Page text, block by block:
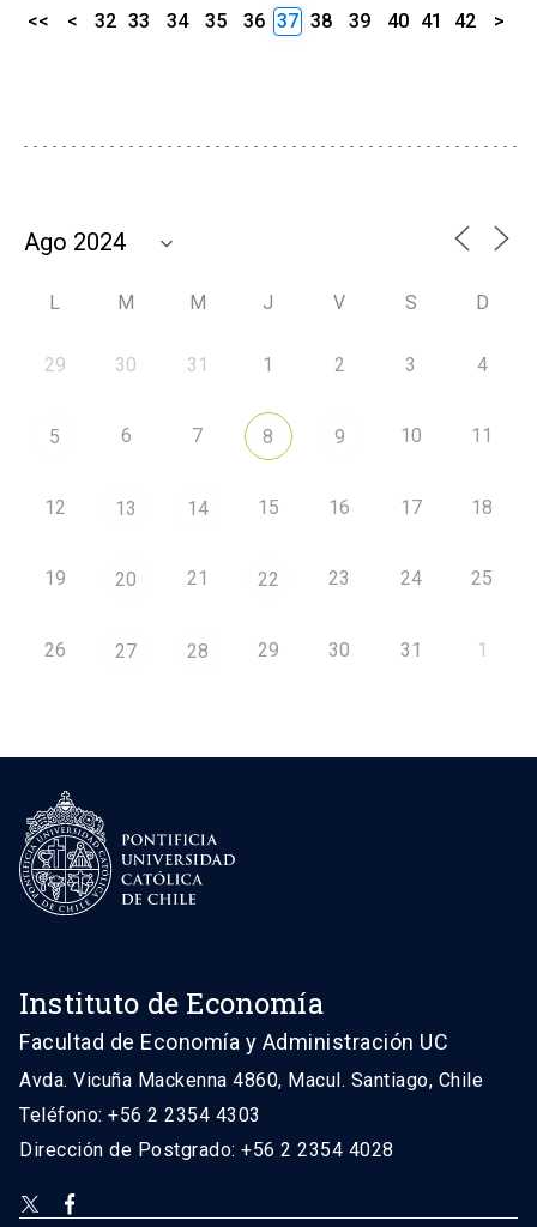
<< < 32 33 34 35 36 37 38 39 40 41 42 >
L M M J V S D
29 30 31 1 2 3 4
5 6 7 8 9 10 11
12 13 14 15 16 17 18
19 20 21 22 23 24 25
26 27 28 29 30 31 1
Instituto de Economía
Facultad de Economía y Administración UC
Avda. Vicuña Mackenna 4860, Macul. Santiago, Chile
Teléfono: +56 2 2354 4303
Dirección de Postgrado: +56 2 2354 4028